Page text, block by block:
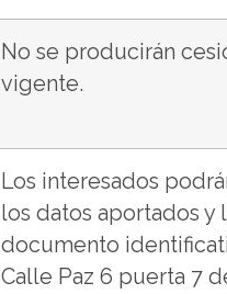
No se producirán
vigente.
Los interesados
los datos aportados
documento
Calle Paz 6 puerta 7